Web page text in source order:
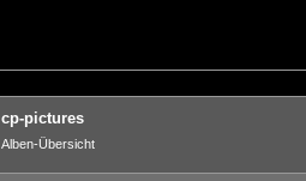
cp-pictures
Alben-Übersicht